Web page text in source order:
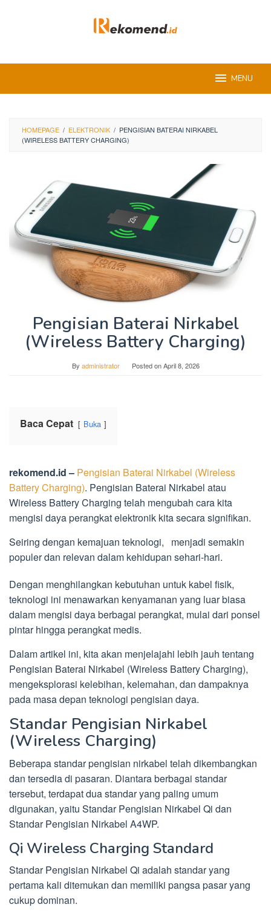
MENU
HOMEPAGE / ELEKTRONIK / PENGISIAN BATERAI NIRKABEL
(WIRELESS BATTERY CHARGING)
Pengisian Baterai Nirkabel
(Wireless Battery Charging)
By administrator Posted onApril 8, 2026
Baca Cepat Buka
rekomend.id – Pengisian Baterai Nirkabel (Wireless
Battery Charging). Pengisian Baterai Nirkabel atau
Wireless Battery Charging telah mengubah cara kita
mengisi daya perangkat elektronik kita secara signifikan.
Seiring dengan kemajuan teknologi, menjadi semakin
populer dan relevan dalam kehidupan sehari-hari.
Dengan menghilangkan kebutuhan untuk kabel fisik,
teknologi ini menawarkan kenyamanan yang luar biasa
dalam mengisi daya berbagai perangkat, mulai dari ponsel
pintar hingga perangkat medis.
Dalam artikel ini, kita akan menjelajahi lebih jauh tentang
Pengisian Baterai Nirkabel (Wireless Battery Charging),
mengeksplorasi kelebihan, kelemahan, dan dampaknya
pada masa depan teknologi pengisian daya.
Standar Pengisian Nirkabel
(Wireless Charging)
Beberapa standar pengisian nirkabel telah dikembangkan
dan tersedia di pasaran. Diantara berbagai standar
tersebut, terdapat dua standar yang paling umum
digunakan, yaitu Standar Pengisian Nirkabel Qi dan
Standar Pengisian Nirkabel A4WP.
Qi Wireless Charging Standard
Standar Pengisian Nirkabel Qi adalah standar yang
pertama kali ditemukan dan memiliki pangsa pasar yang
cukup dominan.